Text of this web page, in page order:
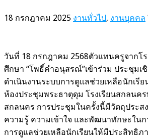
18 กรกฎาคม 2025 งานทั่วไป, งานบุคคล
วันที่ 18 กรกฎาคม 2568ตัวแทนครูจากโร
ศึกษา “โพธิ์คำอนุสรณ์”เข้าร่วม ประชุมเ
ดำเนินงานระบบการดูแลช่วยเหลือนักเรี
ห้องประชุมพระธาตุดุม โรงเรียนสกลนค
สกลนคร การประชุมในครั้งนี้มีวัตถุประส
ความรู้ ความเข้าใจ และพัฒนาทักษะในก
การดูแลช่วยเหลือนักเรียนให้มีประสิทธิภ